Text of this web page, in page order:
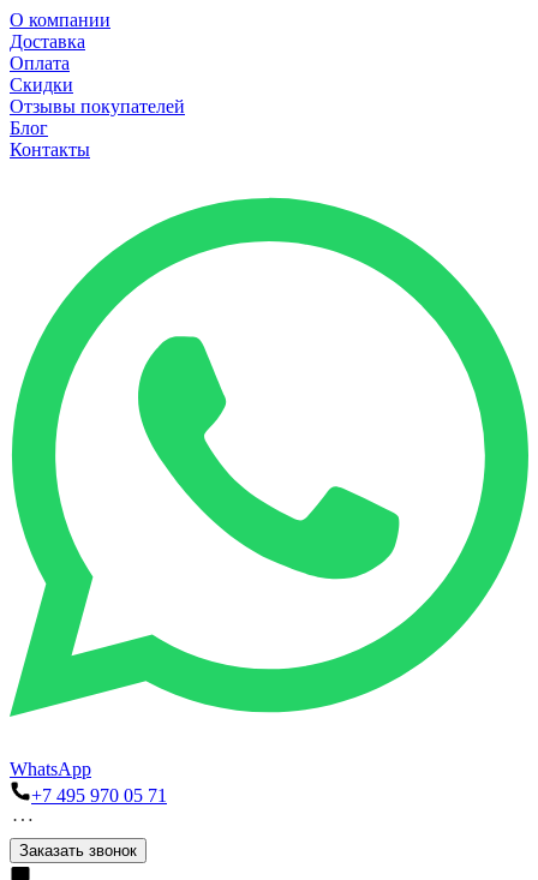
О компании
Доставка
Оплата
Скидки
Отзывы покупателей
Блог
Контакты
WhatsApp
+7 495 970 05 71
Заказать звонок